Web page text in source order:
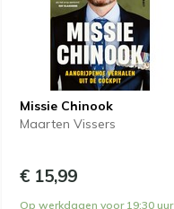
Missie Chinook
Maarten Vissers
€ 15,99
Op werkdagen voor 19:30 uur